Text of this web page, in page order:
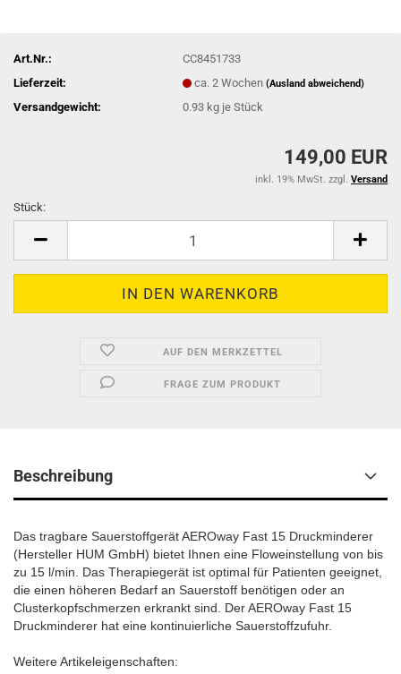
Art.Nr.:
CC8451733
Lieferzeit:
ca. 2 Wochen(Ausland abweichend)
Versandgewicht: 0.93 kg je Stück
149,00 EUR
inkl. 19% MwSt. zzgl. Versand
Stück:
AUF DEN MERKZETTEL
FRAGE ZUM PRODUKT
Beschreibung
Das tragbare Sauerstoffgerät AEROway Fast 15 Druckminderer
(Hersteller HUM GmbH) bietet Ihnen eine Floweinstellung von bis
zu 15 l/min. Das Therapiegerät ist optimal für Patienten geeignet,
die einen höheren Bedarf an Sauerstoff benötigen oder an
Clusterkopfschmerzen erkrankt sind. Der AEROway Fast 15
Druckminderer hat eine kontinuierliche Sauerstoffzufuhr.
Weitere Artikeleigenschaften: